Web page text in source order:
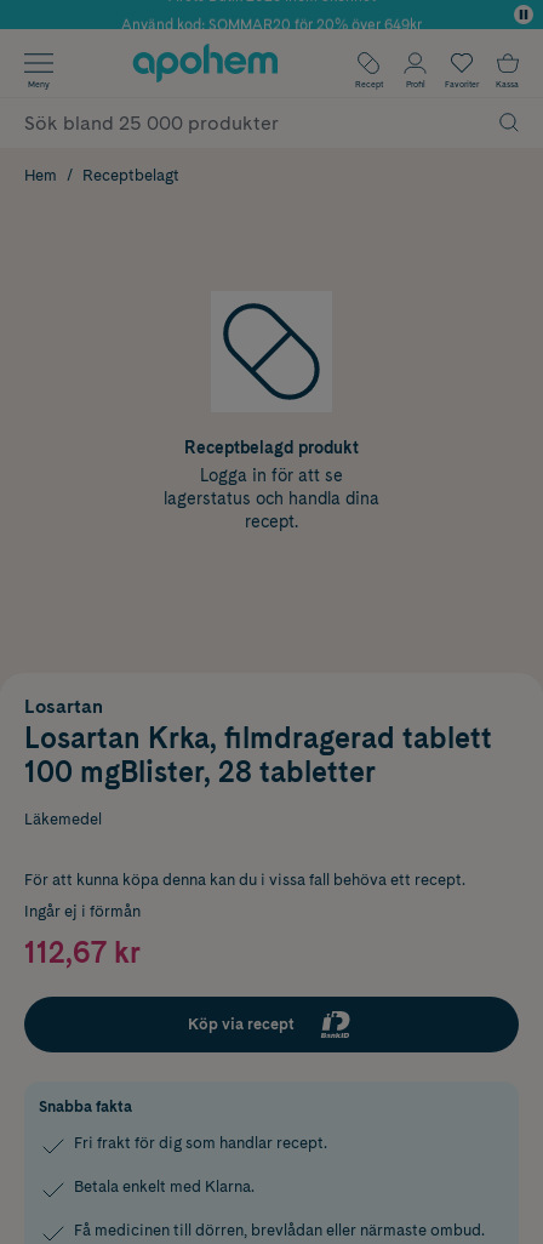
Använd kod: SOMMAR20 för 20% över 649kr
✓ Fri frakt
✓ Poäng på alla köp*
Meny Recept Profil Favoriter Kassa
Hem Receptbelagt
Receptbelagd produkt
Logga in för att se
lagerstatus och handla dina
recept.
Losartan
Losartan Krka, filmdragerad tablett
100 mgBlister, 28 tabletter
Läkemedel
För att kunna köpa denna kan du i vissa fall behöva ett recept.
Ingår ej i förmån
112,67 kr
Köp via recept
Snabba fakta
Fri frakt för dig som handlar recept.
Betala enkelt med Klarna.
Få medicinen till dörren, brevlådan eller närmaste ombud.